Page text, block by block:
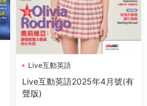
Live互動英語
Live互動英語2025年4月號(有
聲版)